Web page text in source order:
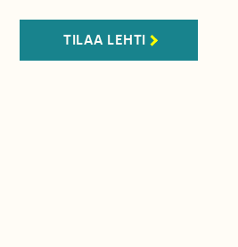
TILAA LEHTI